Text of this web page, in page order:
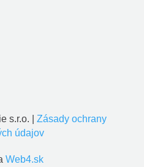
s.r.o. | Zásady ochrany
údajov
Web4.sk